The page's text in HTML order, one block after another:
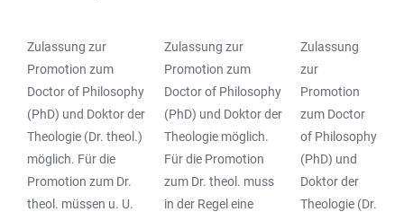
TABLE
Zulassung zur
Promotion zum
Doctor of Philosophy
(PhD) und Doktor der
Theologie (Dr. theol.)
möglich. Für die
Promotion zum Dr.
theol. müssen u. U.
Zulassung zur
Promotion zum
Doctor of Philosophy
(PhD) und Doktor der
Theologie möglich.
Für die Promotion
zum Dr. theol. muss
in der Regel eine
Zulassung
zur
Promotion
zum Doctor
of Philosophy
(PhD) und
Doktor der
Theologie (Dr.